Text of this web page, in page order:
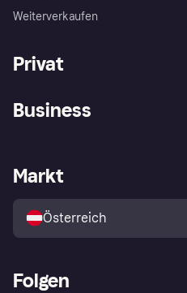
Weiterverkaufen
Privat
Shops entdecken
Business
Händlerportal
Markt
Österreich
Folgen